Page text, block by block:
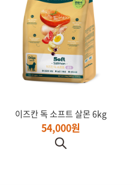
이즈칸 독 소프트 살몬 6kg
54,000원